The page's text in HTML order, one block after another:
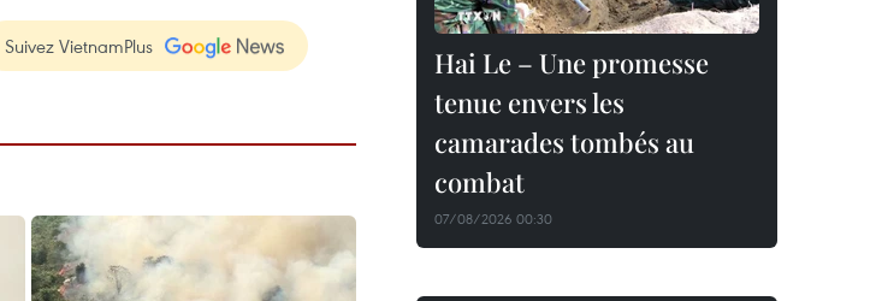
Suivez VietnamPlus
Hai Le – Une promesse
tenue envers les
camarades tombés au
combat
07/08/2026 00:30